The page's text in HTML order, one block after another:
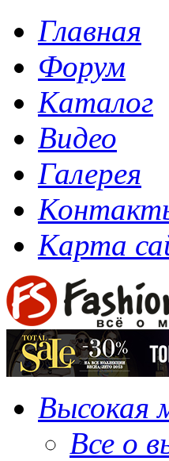
Главная
Форум
Каталог
Видео
Галерея
Карта
Высокая
Все о